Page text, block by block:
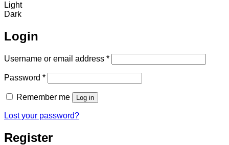
Light
Dark
Login
Username or email address *Required
Password *Required
Remember me Log in
Lost your password?
Register